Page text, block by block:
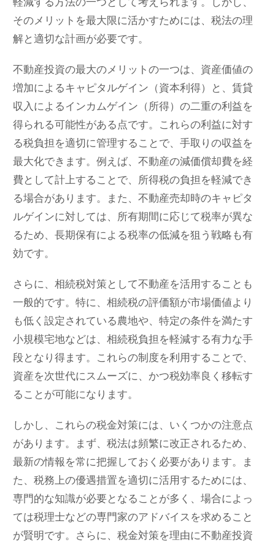
そのメリットを最大限に活かすためには、税法の理
解と適切な計画が必要です。
不動産投資の最大のメリットの一つは、資産価値の
増加によるキャピタルゲイン（資本利得）と、賃貸
収入によるインカムゲイン（所得）の二重の利益を
得られる可能性がある点です。これらの利益に対す
る税負担を適切に管理することで、手取りの収益を
最大化できます。例えば、不動産の減価償却費を経
費として計上することで、所得税の負担を軽減でき
る場合があります。また、不動産売却時のキャピタ
ルゲインに対しては、所有期間に応じて税率が異な
るため、長期保有による税率の低減を狙う戦略も有
効です。
さらに、相続税対策として不動産を活用することも
一般的です。特に、相続税の評価額が市場価値より
も低く設定されている農地や、特定の条件を満たす
小規模宅地などは、相続税負担を軽減する有力な手
段となり得ます。これらの制度を利用することで、
資産を次世代にスムーズに、かつ税効率良く移転す
ることが可能になります。
しかし、これらの税金対策には、いくつかの注意点
があります。まず、税法は頻繁に改正されるため、
最新の情報を常に把握しておく必要があります。ま
た、税務上の優遇措置を適切に活用するためには、
専門的な知識が必要となることが多く、場合によっ
ては税理士などの専門家のアドバイスを求めること
が賢明です。さらに、税金対策を理由に不動産投資